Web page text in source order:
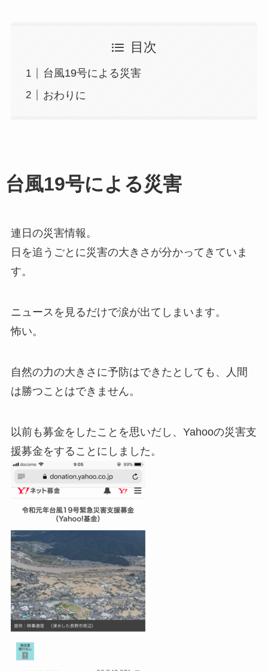
目次
台風19号による災害
おわりに
台風19号による災害
連日の災害情報。
日を追うごとに災害の大きさが分かってきていま
す。
ニュースを見るだけで涙が出てしまいます。
怖い。
自然の力の大きさに予防はできたとしても、人間
は勝つことはできません。
以前も募金をしたことを思いだし、Yahooの災害支
援募金をすることにしました。